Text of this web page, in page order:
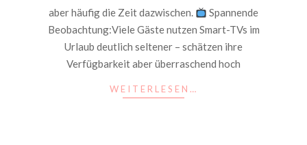
aber häufig die Zeit dazwischen.
Spannende
Beobachtung:Viele Gäste nutzen Smart-TVs im
Urlaub deutlich seltener – schätzen ihre
Verfügbarkeit aber überraschend hoch
WEITERLESEN…